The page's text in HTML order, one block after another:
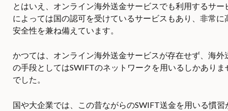
とはいえ、オンライン海外送金サービスでも利用するサー
によっては国の認可を受けているサービスもあり、非常に
安全性を兼ね備えています。
かつては、オンライン海外送金サービスが存在せず、海外
の手段としてはSWIFTのネットワークを用いるしかありま
でした。
国や大企業では、この昔ながらのSWIFT送金を用いる慣習